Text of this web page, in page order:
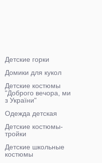
Детские горки
Домики для кукол
Детские костюмы
"Доброго вечора, ми
з України"
Одежда детская
Детские костюмы-
тройки
Детские школьные
костюмы